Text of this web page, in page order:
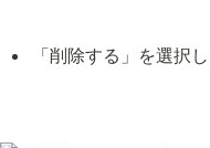
「削除する」を選択し